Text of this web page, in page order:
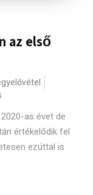
az első
as évet de
értékelődik fel
ezúttal is